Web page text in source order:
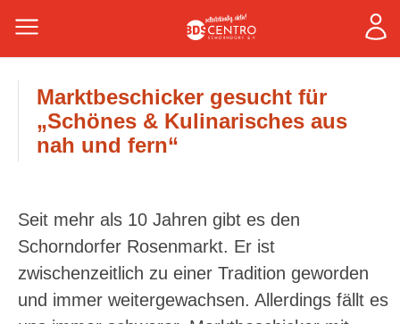
Marktbeschicker gesucht für
„Schönes & Kulinarisches aus
nah und fern“
Seit mehr als 10 Jahren gibt es den
Schorndorfer Rosenmarkt. Er ist
zwischenzeitlich zu einer Tradition geworden
und immer weitergewachsen. Allerdings fällt es